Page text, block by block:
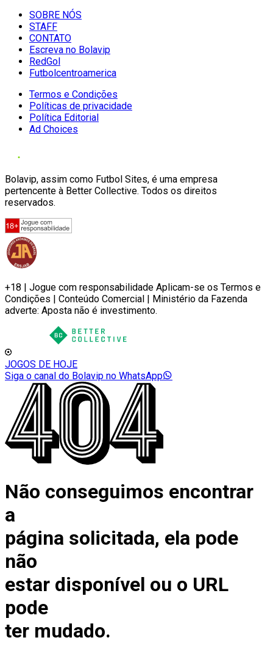
SOBRE NÓS
STAFF
CONTATO
Escreva no Bolavip
RedGol
Futbolcentroamerica
Termos e Condições
Políticas de privacidade
Política Editorial
Ad Choices
Bolavip, assim como Futbol Sites, é uma empresa
pertencente à Better Collective. Todos os direitos
reservados.
+18 | Jogue com responsabilidade Aplicam-se os Termos e
Condições | Conteúdo Comercial | Ministério da Fazenda
adverte: Aposta não é investimento.
JOGOS DE HOJE
Siga o canal do Bolavip no WhatsApp
Não conseguimos encontrar
a
página solicitada, ela pode
não
estar disponível ou o URL
pode
ter mudado.